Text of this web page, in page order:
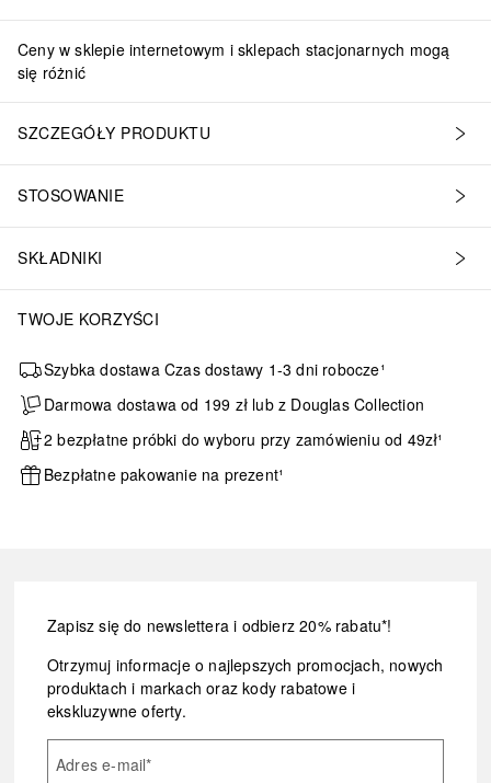
Ceny w sklepie internetowym i sklepach stacjonarnych mogą
się różnić
SZCZEGÓŁY PRODUKTU
STOSOWANIE
SKŁADNIKI
TWOJE KORZYŚCI
Szybka dostawa Czas dostawy 1-3 dni robocze¹
Darmowa dostawa od 199 zł lub z Douglas Collection
2 bezpłatne próbki do wyboru przy zamówieniu od 49zł¹
Bezpłatne pakowanie na prezent¹
Zapisz się do newslettera i odbierz 20% rabatu*!
Otrzymuj informacje o najlepszych promocjach, nowych
produktach i markach oraz kody rabatowe i
ekskluzywne oferty.
Adres e-mail*